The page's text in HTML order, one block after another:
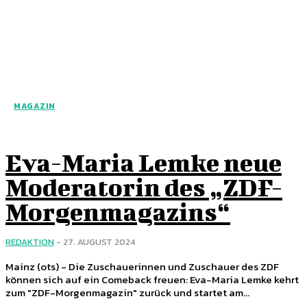
MAGAZIN
Eva-Maria Lemke neue
Moderatorin des „ZDF-
Morgenmagazins“
REDAKTION - 27. AUGUST 2024
Mainz (ots) - Die Zuschauerinnen und Zuschauer des ZDF
können sich auf ein Comeback freuen: Eva-Maria Lemke kehrt
zum "ZDF-Morgenmagazin" zurück und startet am...